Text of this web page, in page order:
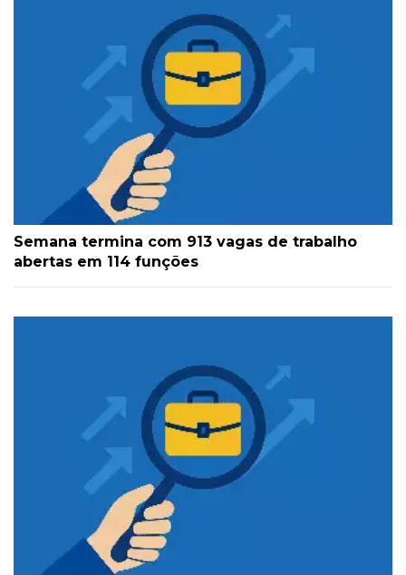
Semana termina com 913 vagas de trabalho
abertas em 114 funções